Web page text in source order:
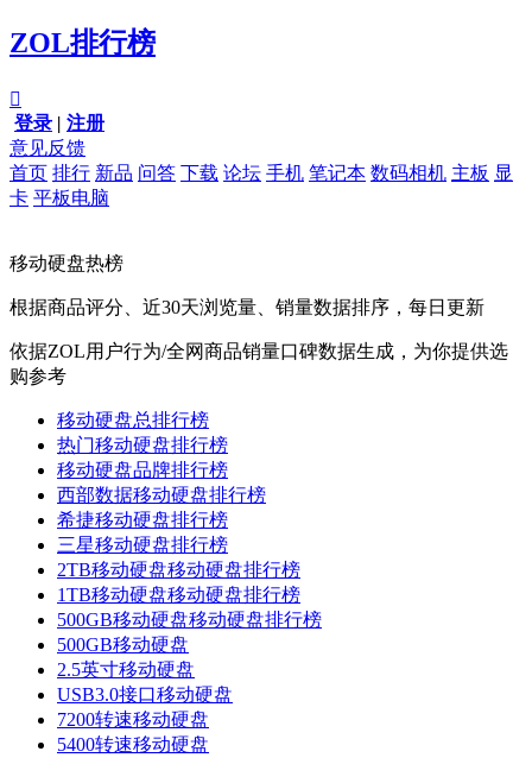
ZOL排行榜

登录 | 注册
意见反馈
首页 排行 新品 问答 下载 论坛 手机 笔记本 数码相机 主板 显
卡 平板电脑
移动硬盘热榜
根据商品评分、近30天浏览量、销量数据排序，每日更新
依据ZOL用户行为/全网商品销量口碑数据生成，为你提供选
购参考
移动硬盘总排行榜
热门移动硬盘排行榜
移动硬盘品牌排行榜
西部数据移动硬盘排行榜
希捷移动硬盘排行榜
三星移动硬盘排行榜
2TB移动硬盘移动硬盘排行榜
1TB移动硬盘移动硬盘排行榜
500GB移动硬盘移动硬盘排行榜
500GB移动硬盘
2.5英寸移动硬盘
USB3.0接口移动硬盘
7200转速移动硬盘
5400转速移动硬盘